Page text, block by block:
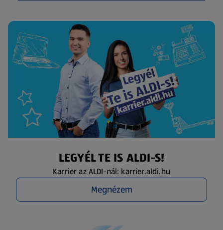
LEGYÉL TE IS ALDI-S!
Karrier az ALDI-nál: karrier.aldi.hu
Megnézem